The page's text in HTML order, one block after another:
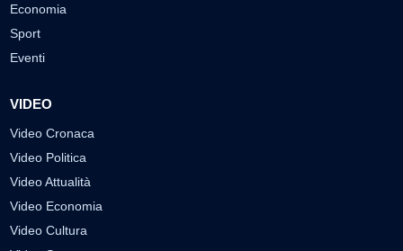
Economia
Sport
Eventi
VIDEO
Video Cronaca
Video Politica
Video Attualità
Video Economia
Video Cultura